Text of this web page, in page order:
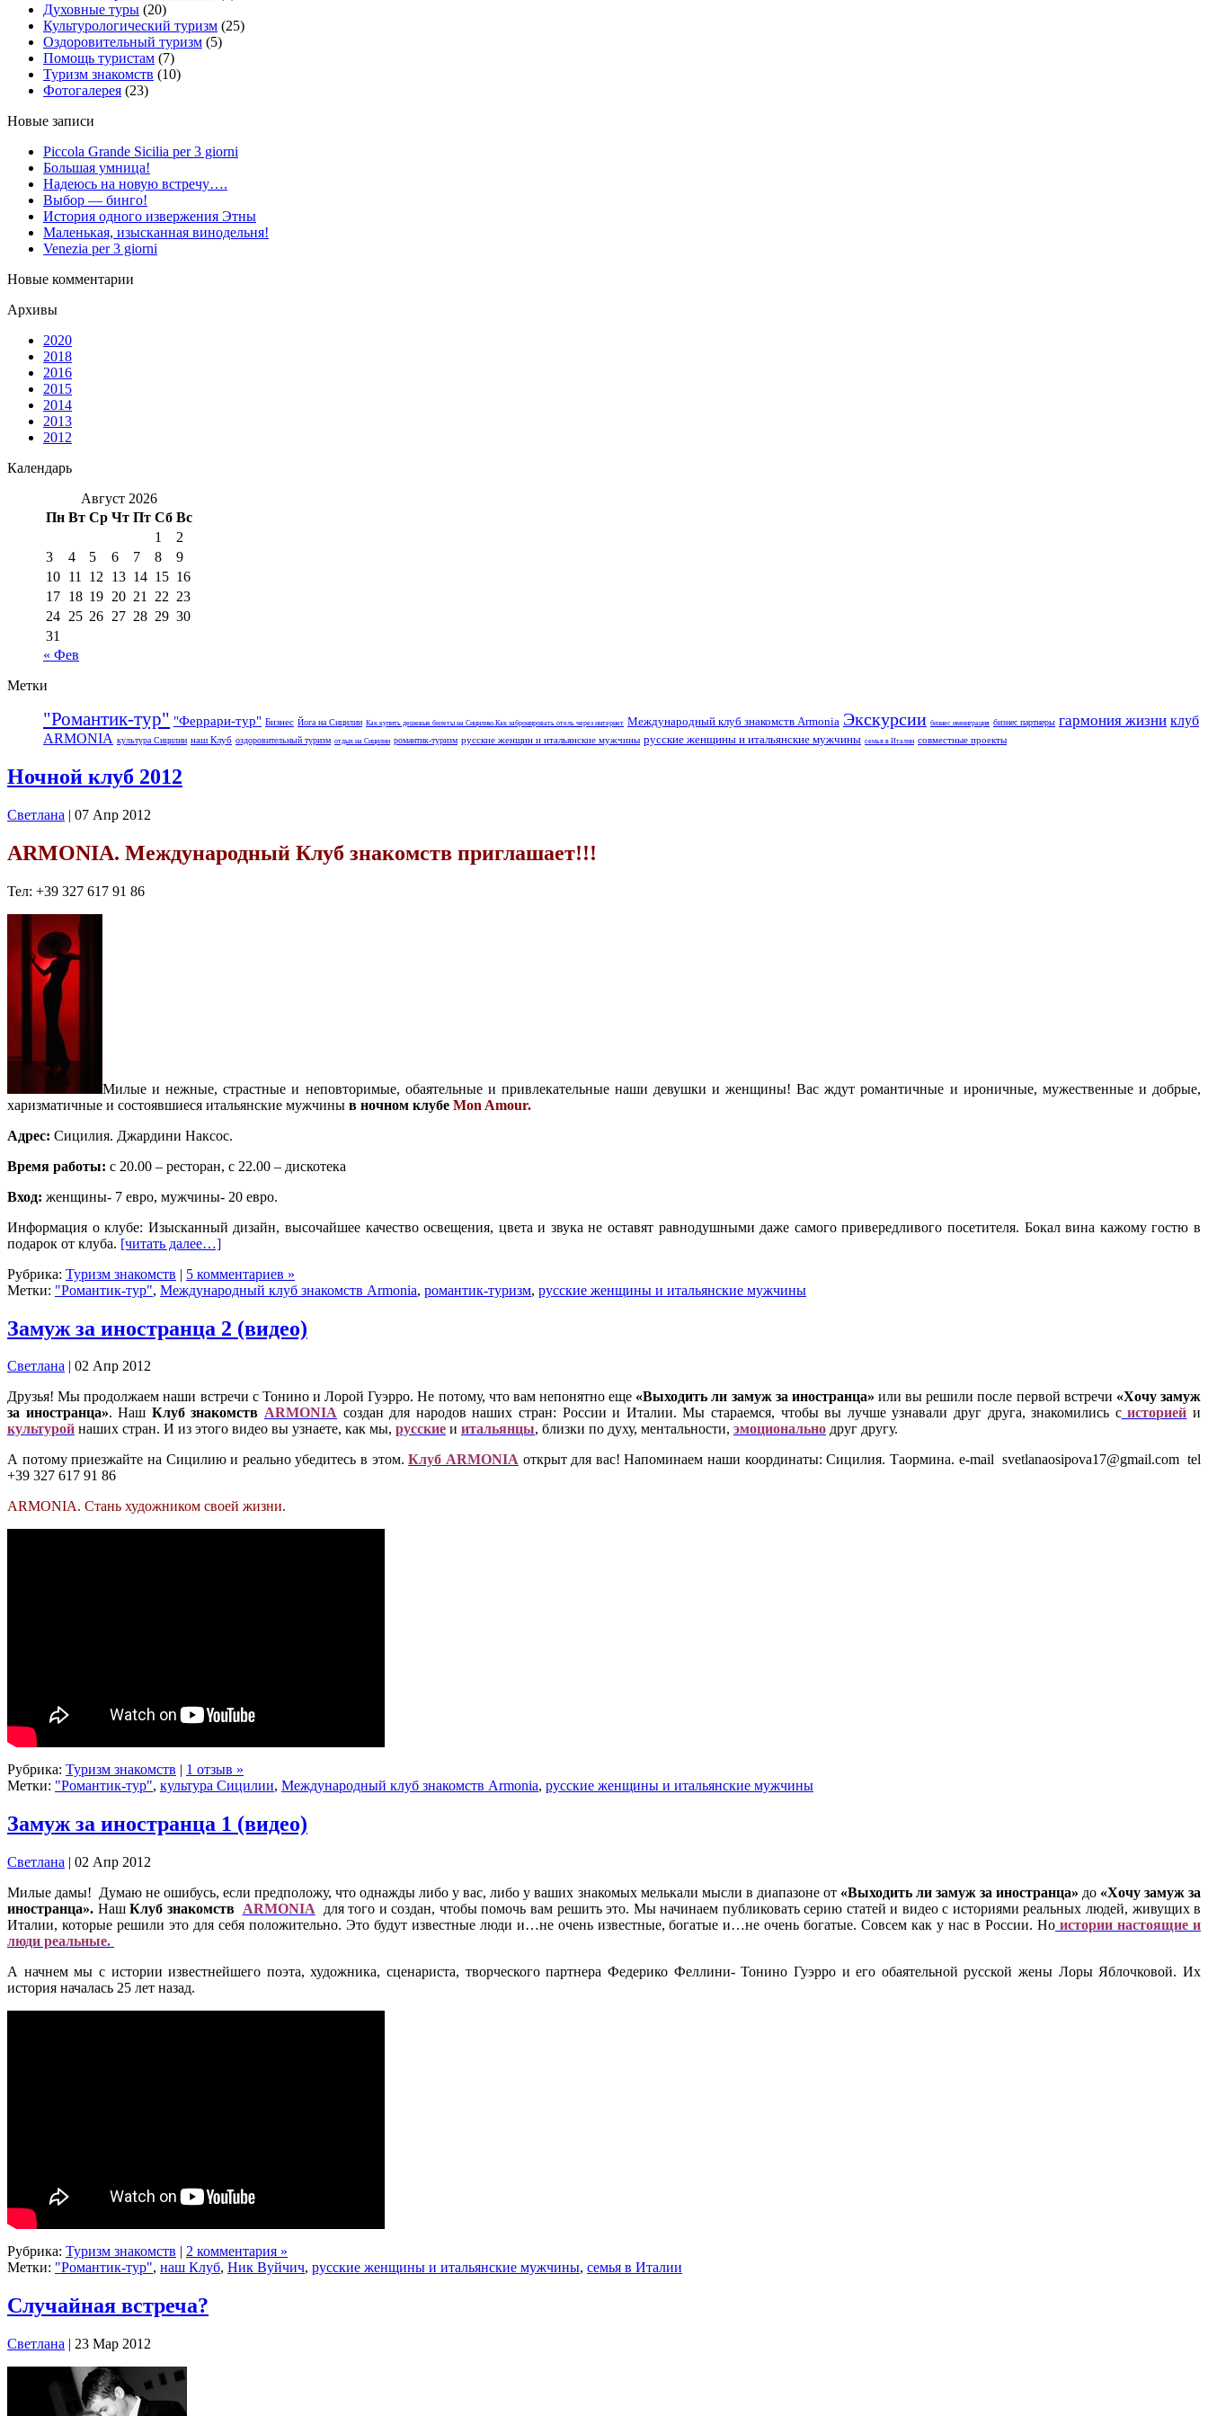
Духовные туры (20)
Культурологический туризм (25)
Оздоровительный туризм (5)
Помощь туристам (7)
Туризм знакомств (10)
Фотогалерея (23)
Новые записи
Piccola Grande Sicilia per 3 giorni
Большая умница!
Надеюсь на новую встречу….
Выбор — бинго!
История одного извержения Этны
Маленькая, изысканная винодельня!
Venezia per 3 giorni
Новые комментарии
Архивы
2020
2018
2016
2015
2014
2013
2012
Календарь
Август 2026
Пн Вт Ср Чт Пт Сб Вс
1
2
3
4 5 6 7 8
9
10 11 12 13 14 15 16
17 18 19 20 21 22 23
24 25 26 27 28 29 30
31
« Фев
Метки
"Романтик-тур" "Феррари-тур" Бизнес Йога на Сицилии Как купить дешевые билеты на Сицилию.Как забронировать отель через интернет Международный клуб знакомств Armonia Экскурсии бизнес иммиграция бизнес партнеры гармония жизни клуб
ARMONIA культура Сицилии наш Клуб оздоровительный туризм отдых на Сицилии романтик-туризм русские женщин и итальянские мужчины русские женщины и итальянские мужчины семья в Италии совместные проекты
Ночной клуб 2012
Cветлана | 07 Апр 2012
ARMONIA. Международный Клуб знакомств приглашает!!!
Тел: +39 327 617 91 86
Милые и нежные, страстные и неповторимые, обаятельные и привлекательные наши девушки и женщины! Вас ждут романтичные и ироничные, мужественные и добрые,
харизматичные и состоявшиеся итальянские мужчины в ночном клубе Mon Amour.
Адрес: Сицилия. Джардини Наксос.
Время работы: с 20.00 – ресторан, с 22.00 – дискотека
Вход: женщины- 7 евро, мужчины- 20 евро.
Информация о клубе: Изысканный дизайн, высочайшее качество освещения, цвета и звука не оставят равнодушными даже самого привередливого посетителя. Бокал вина кажому гостю в
подарок от клуба. [читать далее…]
Рубрика: Туризм знакомств | 5 комментариев »
Метки: "Романтик-тур", Международный клуб знакомств Armonia, романтик-туризм, русские женщины и итальянские мужчины
Замуж за иностранца 2 (видео)
Cветлана | 02 Апр 2012
Друзья! Мы продолжаем наши встречи с Тонино и Лорой Гуэрро. Не потому, что вам непонятно еще «Выходить ли замуж за иностранца» или вы решили после первой встречи «Хочу замуж
за иностранца». Наш Клуб знакомств ARMONIA создан для народов наших стран: России и Италии. Мы стараемся, чтобы вы лучше узнавали друг друга, знакомились систорией и
культурой наших стран. И из этого видео вы узнаете, как мы, русские и итальянцы, близки по духу, ментальности, эмоционально друг другу.
А потому приезжайте на Сицилию и реально убедитесь в этом.Клуб ARMONIAоткрыт для вас! Напоминаем наши координаты: Сицилия. Таормина. e-mail svetlanaosipova17@gmail.com tel
+39 327 617 91 86
ARMONIA. Стань художником своей жизни.
Рубрика: Туризм знакомств | 1 отзыв »
Метки: "Романтик-тур", культура Сицилии, Международный клуб знакомств Armonia, русские женщины и итальянские мужчины
Замуж за иностранца 1 (видео)
Cветлана | 02 Апр 2012
Милые дамы! Думаю не ошибусь, если предположу, что однажды либо у вас, либо у ваших знакомых мелькали мысли в диапазоне от«Выходить ли замуж за иностранца» до «Хочу замуж за
иностранца». НашКлуб знакомств ARMONIA для того и создан, чтобы помочь вам решить это. Мы начинаем публиковать серию статей и видео с историями реальных людей, живущих в
Италии, которые решили это для себя положительно. Это будут известные люди и…не очень известные, богатые и…не очень богатые. Совсем как у нас в России. Но истории настоящие и
люди реальные.
А начнем мы с истории известнейшего поэта, художника, сценариста, творческого партнера Федерико Феллини- Тонино Гуэрро и его обаятельной русской жены Лоры Яблочковой. Их
история началась 25 лет назад.
Рубрика: Туризм знакомств | 2 комментария »
Метки: "Романтик-тур", наш Клуб, Ник Вуйчич, русские женщины и итальянские мужчины, семья в Италии
Cлучайная встреча?
Cветлана | 23 Мар 2012